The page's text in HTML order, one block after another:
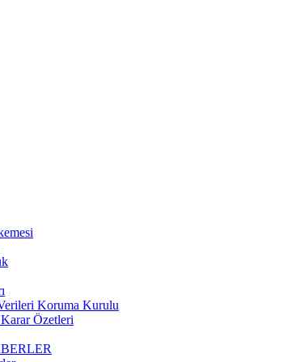
Koruma Kurulu
Özetleri